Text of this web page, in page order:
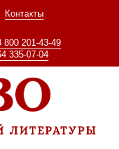
Контакты
800 201-43-49
335-07-04
ЛИТЕРАТУРЫ